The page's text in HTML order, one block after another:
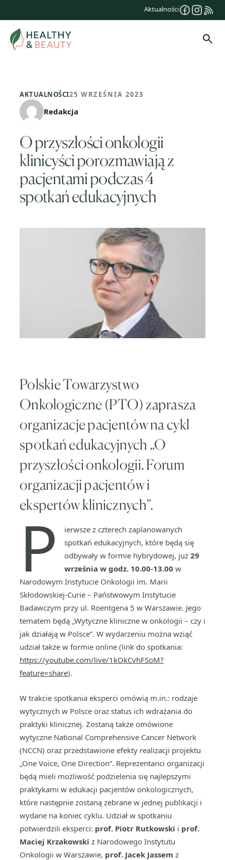
treści
Aktualności
AKTUALNOŚCI25 WRZEŚNIA 2023
Redakcja
O przyszłości onkologii
klinicyści porozmawiają z
pacjentami podczas 4
spotkań edukacyjnych
Polskie Towarzystwo
Onkologiczne (PTO) zaprasza
organizacje pacjentów na cykl
spotkań edukacyjnych „O
przyszłości onkologii. Forum
organizacji pacjentów i
ekspertów klinicznych”.
P
ierwsze z czterech zaplanowanych
spotkań edukacyjnych, które będą się
odbywały w formie hybrydowej, już 29
września w godz. 10.00-13.00 w
Narodowym Instytucie Onkologii im. Marii
Skłodowskiej-Curie – Państwowym Instytucie
Badawczym przy ul. Roentgena 5 w Warszawie. Jego
tematem będą „Wytyczne kliniczne w onkologii – czy i
jak działają w Polsce”. W wydarzeniu można wziąć
udział także w formie online (link do spotkania:
https://youtube.com/live/1kOkCvhFSoM?
feature=share).
W trakcie spotkania eksperci omówią m.in.: rodzaje
wytycznych w Polsce oraz status ich wdrażania do
praktyki klinicznej. Zostaną także omówione
wytyczne National Comprehensive Cancer Network
(NCCN) oraz przedstawione efekty realizacji projektu
„One Voice, One Direction”. Reprezentanci organizacji
będą mieli możliwość podzielenia się najlepszymi
praktykami w edukacji pacjentów onkologicznych,
które następnie zostaną zebrane w jednej publikacji i
wydane na koniec cyklu. Udział w spotkaniu
potwierdzili eksperci: prof. Piotr Rutkowski i prof.
Maciej Krzakowski z Narodowego Instytutu
Onkologii w Warszawie, prof. Jacek Jassem z